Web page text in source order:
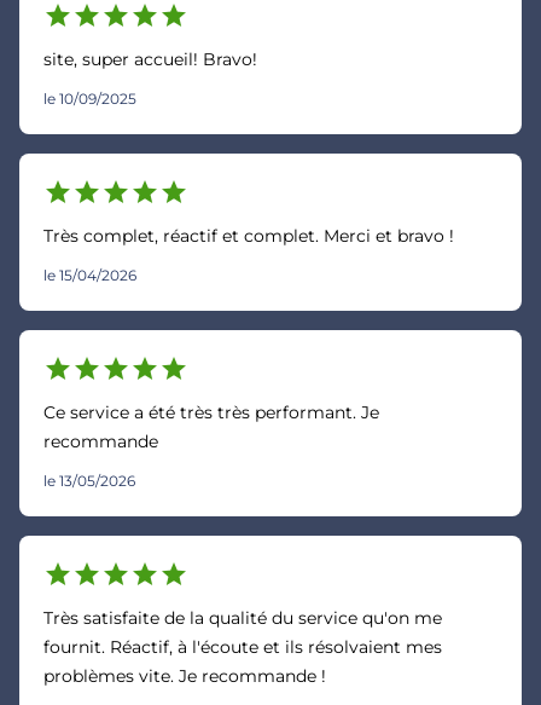
starstarstarstarstar
site, super accueil! Bravo!
le 10/09/2025
starstarstarstarstar
Très complet, réactif et complet. Merci et bravo !
le 15/04/2026
starstarstarstarstar
Ce service a été très très performant. Je
recommande
le 13/05/2026
starstarstarstarstar
Très satisfaite de la qualité du service qu'on me
fournit. Réactif, à l'écoute et ils résolvaient mes
problèmes vite. Je recommande !